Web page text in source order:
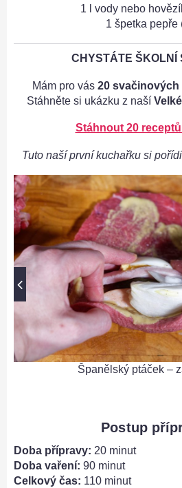
1 l vody nebo
1 špetka pepře
CHYSTÁTE ŠKOLNÍ
Mám pro vás 20 svačinových
Stáhněte si ukázku z naší
Stáhnout 20
Tuto naší první kuchařku si
Španělský ptáček –
Postup
Doba přípravy: 20 minut
Doba vaření: 90 minut
Celkový čas: 110 minut